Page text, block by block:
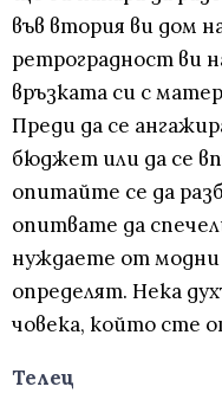
във втория ви дом
ретроградност ви
връзката си с
Преди да се
бюджет или да се
опитайте се да
опитвате да
нуждаете от модни
определят. Нека
човека, който сте
Телец